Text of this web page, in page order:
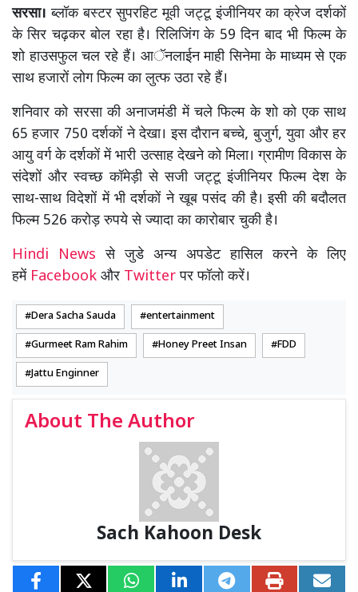
सरसा। ब्लॉक बस्टर सुपरहिट मूवी जट्टू इंजीनियर का क्रेज दर्शकों
के सिर चढ़कर बोल रहा है। रिलिजिंग के 59 दिन बाद भी फिल्म के
शो हाउसफुल चल रहे हैं। आॅनलाईन माही सिनेमा के माध्यम से एक
साथ हजारों लोग फिल्म का लुत्फ उठा रहे हैं।
शनिवार को सरसा की अनाजमंडी में चले फिल्म के शो को एक साथ
65 हजार 750 दर्शकों ने देखा। इस दौरान बच्चे, बुजुर्ग, युवा और हर
आयु वर्ग के दर्शकों में भारी उत्साह देखने को मिला। ग्रामीण विकास के
संदेशों और स्वच्छ कॉमेड़ी से सजी जट्टू इंजीनियर फिल्म देश के
साथ-साथ विदेशों में भी दर्शकों ने खूब पसंद की है। इसी की बदौलत
फिल्म 526 करोड़ रुपये से ज्यादा का कारोबार चुकी है।
Hindi Newsसे जुडे अन्य अपडेट हासिल करने के लिए
हमें Facebook और Twitterपर फॉलो करें।
Dera Sacha Sauda entertainment
Gurmeet Ram Rahim Honey Preet Insan FDD
Jattu Enginner
About The Author
Sach Kahoon Desk